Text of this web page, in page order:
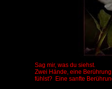
Sag mir, was du siehst.
Zwei Hände, eine
fühlst? Eine sanfte